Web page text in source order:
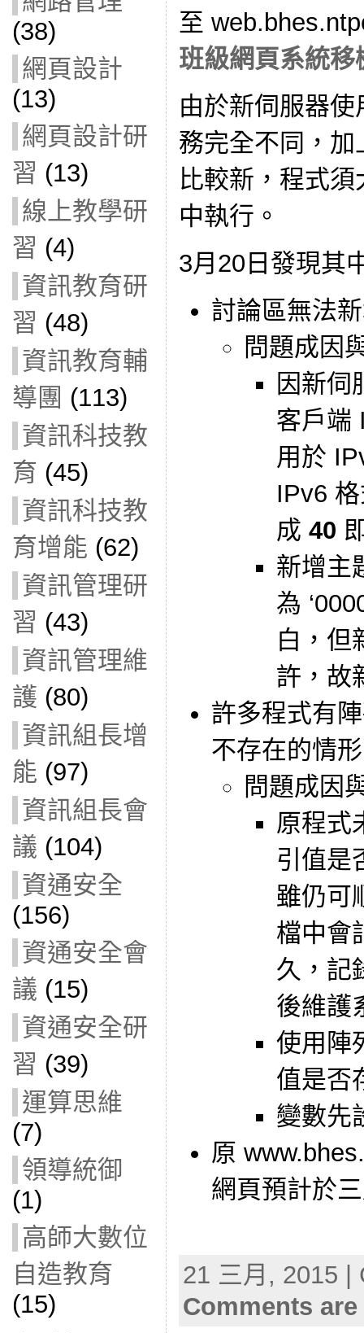
(38)
網頁設計
(13)
網頁設計研
習 (13)
線上教學研
習 (4)
資訊教育研
習 (48)
資訊教育輔
導團 (113)
資訊科技教
育 (45)
資訊科技教
育增能 (62)
資訊管理研
習 (43)
資訊管理維
護 (80)
資訊組長增
能 (97)
資訊組長會
議 (104)
資通安全
(156)
資通安全會
議 (15)
資通安全研
習 (39)
運算思維
(7)
領導統御
(1)
高師大數位
自造教育
(15)
至
班級網頁系統移
由於新伺服器
務完全不同，
比較新，程式
中執行。
3月20日發現其
討論區無法
問題成因
因新伺
客戶端
用於
IPv6
成 40
新增主
為
白，但
許，故
許多程式有
不存在的情
問題成因
原程式
引值是
雖仍可
檔中會
久，記
後維護
使用陣
值是否
變數先
原
網頁預計於
21 三月, 2015
Comments